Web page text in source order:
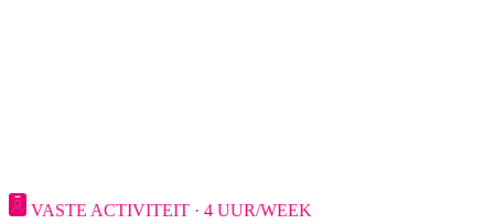
VASTE ACTIVITEIT · 4 UUR/WEEK